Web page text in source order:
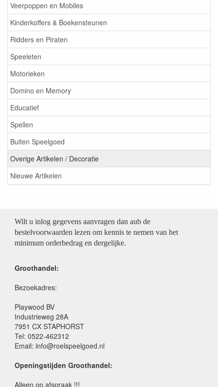
Veerpoppen en Mobiles
Kinderkoffers & Boekensteunen
Ridders en Piraten
Speeleten
Motorieken
Domino en Memory
Educatief
Spellen
Buiten Speelgoed
Overige Artikelen / Decoratie
Nieuwe Artikelen
Wilt u inlog gegevens aanvragen dan aub de
bestelvoorwaarden lezen om kennis te nemen van het
minimum orderbedrag en dergelijke.
Groothandel:
Bezoekadres:
Playwood BV
Industrieweg 28A
7951 CX STAPHORST
Tel: 0522-462312
Email: info@roelspeelgoed.nl
Openingstijden Groothandel:
Alleen op afspraak !!!